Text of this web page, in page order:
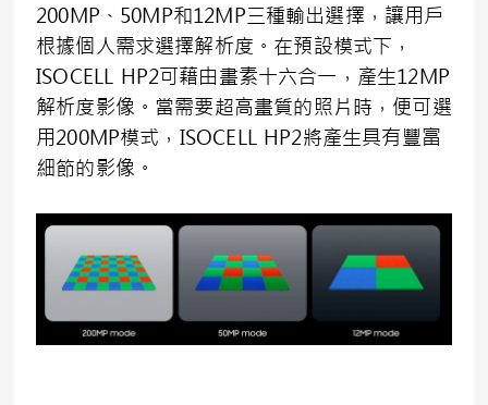
200MP、50MP和12MP三種輸出選擇，讓用戶
根據個人需求選擇解析度。在預設模式下，
ISOCELL HP2可藉由畫素十六合一，產生12MP
解析度影像。當需要超高畫質的照片時，便可選
用200MP模式，ISOCELL HP2將產生具有豐富
細節的影像。